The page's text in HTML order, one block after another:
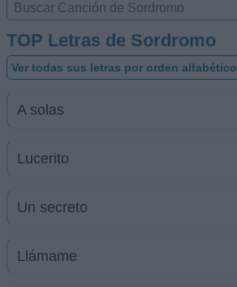
TOP Letras de Sordromo
Ver todas sus letras por orden alfabético
A solas
Lucerito
Un secreto
Llámame